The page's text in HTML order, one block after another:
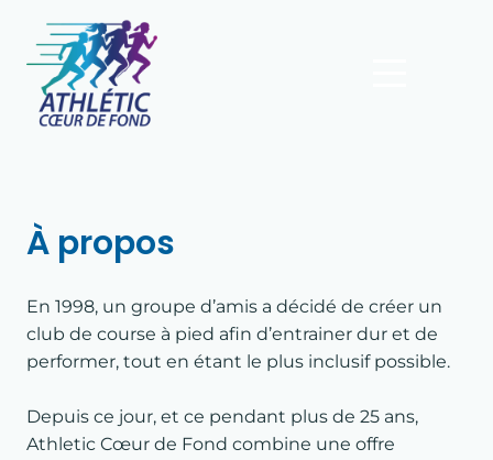
À propos
En 1998, un groupe d’amis a décidé de créer un
club de course à pied afin d’entrainer dur et de
performer, tout en étant le plus inclusif possible.
Depuis ce jour, et ce pendant plus de 25 ans,
Athletic Cœur de Fond combine une offre